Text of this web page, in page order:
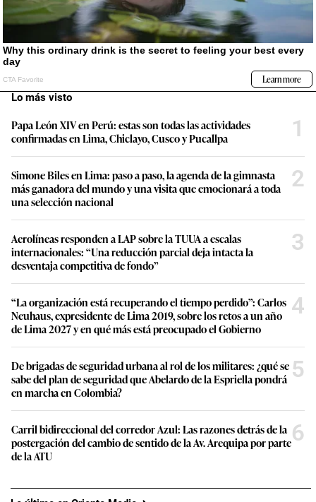
Lo más visto
Papa León XIV en Perú: estas son todas las actividades
confirmadas en Lima, Chiclayo, Cusco y Pucallpa
1
Simone Biles en Lima: paso a paso, la agenda de la gimnasta
más ganadora del mundo y una visita que emocionará a toda
una selección nacional
2
Aerolíneas responden a LAP sobre la TUUA a escalas
internacionales: “Una reducción parcial deja intacta la
desventaja competitiva de fondo”
3
“La organización está recuperando el tiempo perdido”: Carlos
Neuhaus, expresidente de Lima 2019, sobre los retos a un año
de Lima 2027 y en qué más está preocupado el Gobierno
4
De brigadas de seguridad urbana al rol de los militares: ¿qué se
sabe del plan de seguridad que Abelardo de la Espriella pondrá
en marcha en Colombia?
5
Carril bidireccional del corredor Azul: Las razones detrás de la
postergación del cambio de sentido de la Av. Arequipa por parte
de la ATU
6